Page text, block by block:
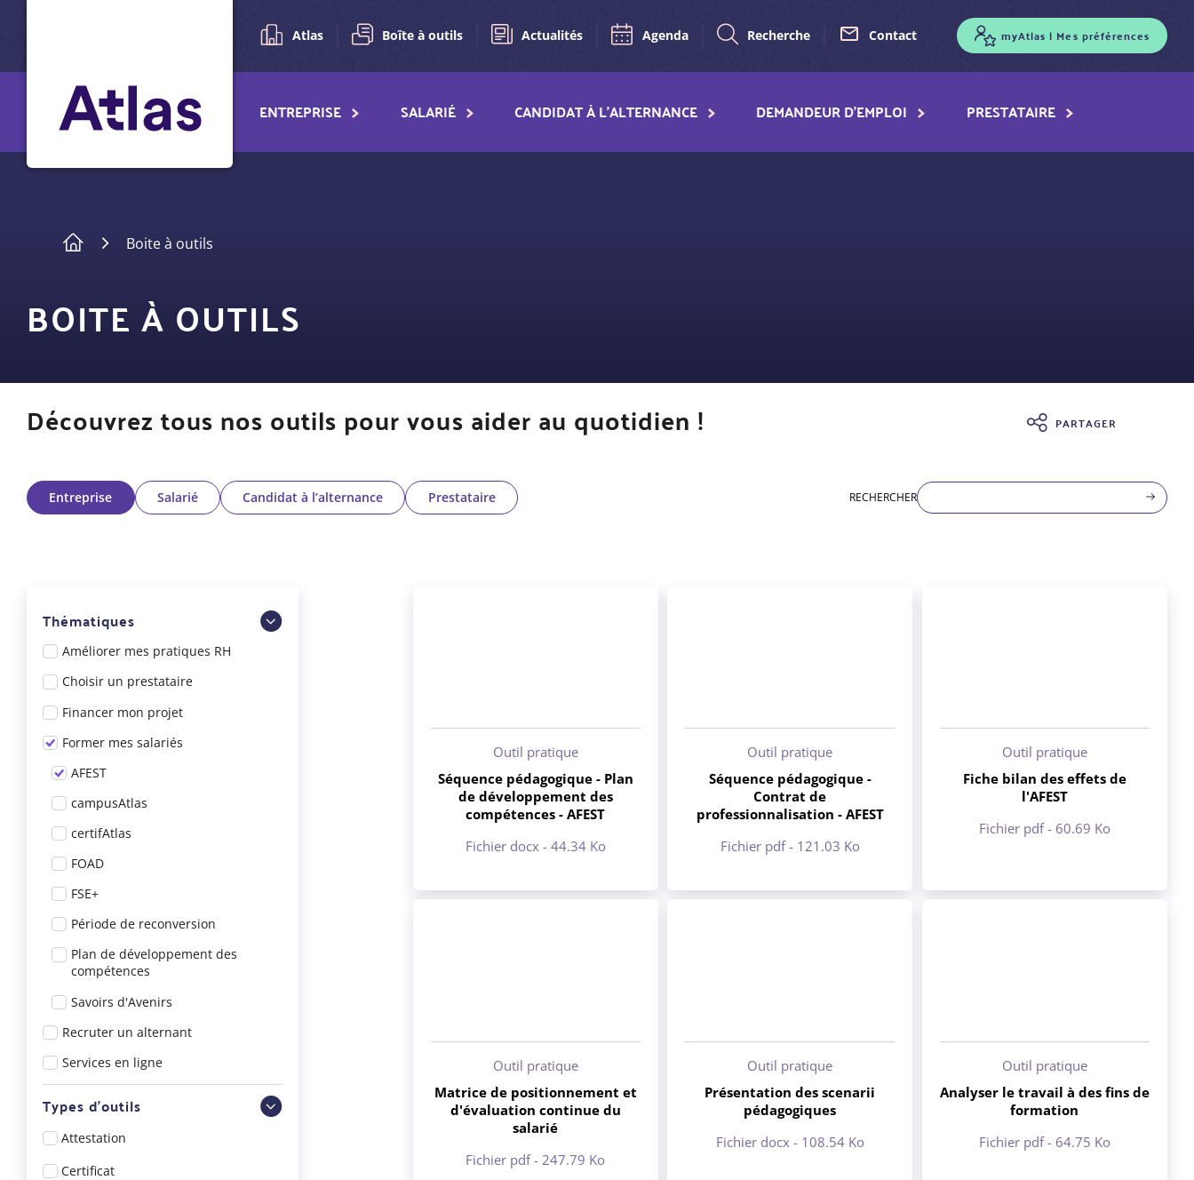
principal
Pré-
navigation
Atlas Boîte à outils Actualités Agenda Recherche Contact myAtlas | Mes préférences
Navigation
principale
ENTREPRISE SALARIÉ CANDIDAT À L'ALTERNANCE DEMANDEUR D'EMPLOI PRESTATAIRE
Boite à outils
BOITE À OUTILS
PARTAGER
Entreprise Salarié Candidat à l’alternance Prestataire RECHERCHER
Découvrez tous nos outils pour vous aider au quotidien !
Thématiques
Améliorer mes pratiques RH
Choisir un prestataire
Financer mon projet
Former mes salariés
AFEST
campusAtlas
certifAtlas
FOAD
FSE+
Période de reconversion
Plan de développement des
compétences
Savoirs d'Avenirs
Recruter un alternant
Services en ligne
Types d'outils
Attestation
Certificat
Outil pratique
Séquence pédagogique - Plan
de développement des
compétences - AFEST
Fichier docx - 44.34 Ko
Outil pratique
Séquence pédagogique -
Contrat de
professionnalisation - AFEST
Fichier pdf - 121.03 Ko
Outil pratique
Fiche bilan des effets de
l'AFEST
Fichier pdf - 60.69 Ko
Outil pratique
Matrice de positionnement et
d'évaluation continue du
salarié
Fichier pdf - 247.79 Ko
Outil pratique
Présentation des scenarii
pédagogiques
Fichier docx - 108.54 Ko
Outil pratique
Analyser le travail à des fins de
formation
Fichier pdf - 64.75 Ko